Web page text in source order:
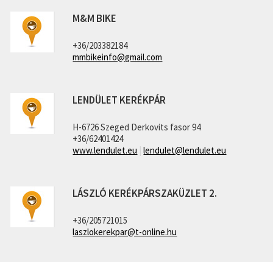
M&M BIKE
+36/203382184
mmbikeinfo@gmail.com
LENDÜLET KERÉKPÁR
H-6726 Szeged Derkovits fasor 94
+36/62401424
www.lendulet.eu |lendulet@lendulet.eu
LÁSZLÓ KERÉKPÁRSZAKÜZLET 2.
+36/205721015
laszlokerekpar@t-online.hu